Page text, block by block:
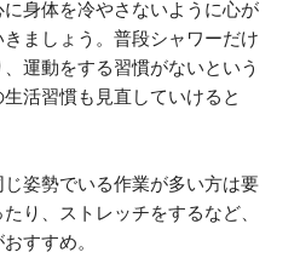
に身体を冷やさないように心が
ましょう。普段シャワーだけ
運動をする習慣がないという
活習慣も見直していけると
じ姿勢でいる作業が多い方は要
り、ストレッチをするなど、
すすめ。